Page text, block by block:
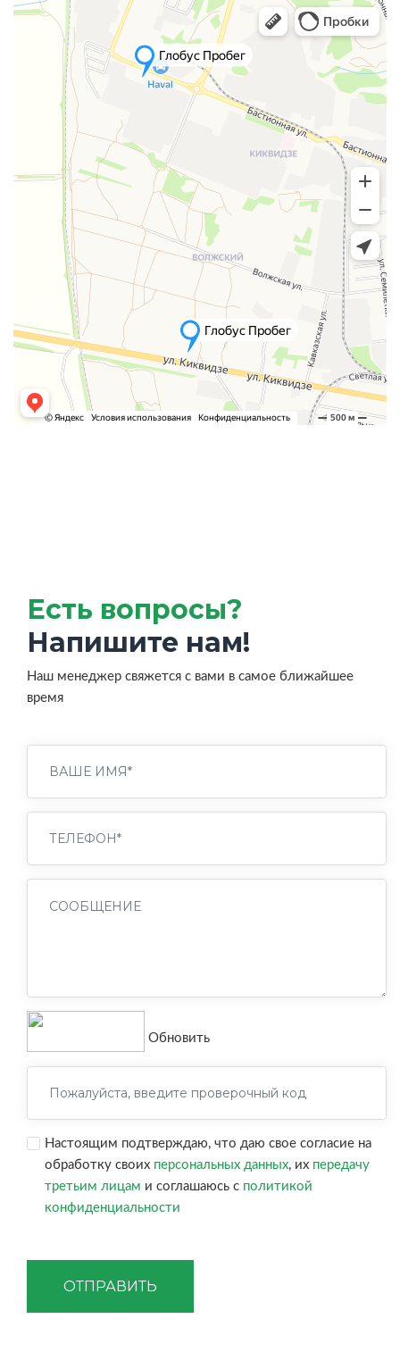
Есть вопросы?
Напишите нам!
Наш менеджер свяжется с вами в самое ближайшее
время
Обновить
Настоящим подтверждаю, что даю свое согласие на
обработку своих персональных данных, их передачу
третьим лицам и соглашаюсь с политикой
конфиденциальности
ОТПРАВИТЬ